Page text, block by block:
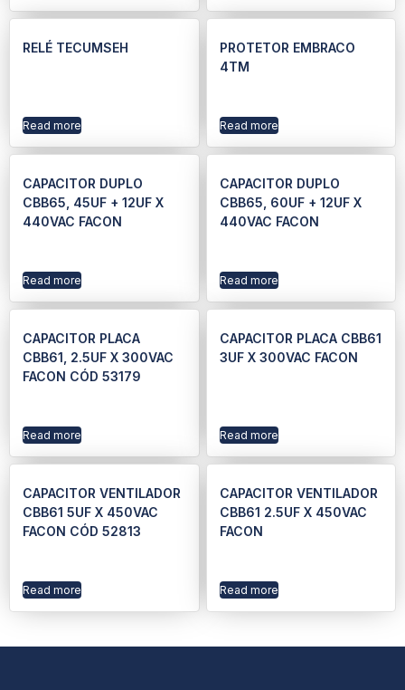
RELÉ TECUMSEH
Read more
PROTETOR EMBRACO
4TM
Read more
CAPACITOR DUPLO
CBB65, 45UF + 12UF X
440VAC FACON
Read more
CAPACITOR DUPLO
CBB65, 60UF + 12UF X
440VAC FACON
Read more
CAPACITOR PLACA
CBB61, 2.5UF X 300VAC
FACON CÓD 53179
Read more
CAPACITOR PLACA CBB61
3UF X 300VAC FACON
Read more
CAPACITOR VENTILADOR
CBB61 5UF X 450VAC
FACON CÓD 52813
Read more
CAPACITOR VENTILADOR
CBB61 2.5UF X 450VAC
FACON
Read more